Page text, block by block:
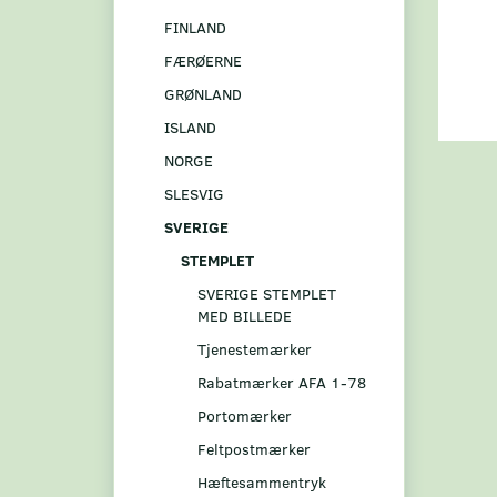
FINLAND
FÆRØERNE
GRØNLAND
ISLAND
NORGE
SLESVIG
SVERIGE
STEMPLET
SVERIGE STEMPLET
MED BILLEDE
Tjenestemærker
Rabatmærker AFA 1-78
Portomærker
Feltpostmærker
Hæftesammentryk